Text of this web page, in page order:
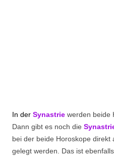
In der Synastrie werden beide
Dann gibt es noch die
bei der beide Horoskope
gelegt werden. Das ist